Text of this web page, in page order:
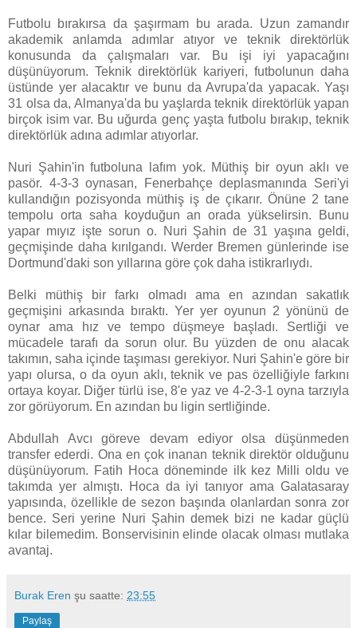
Futbolu bırakırsa da şaşırmam bu arada. Uzun zamandır
akademik anlamda adımlar atıyor ve teknik direktörlük
konusunda da çalışmaları var. Bu işi iyi yapacağını
düşünüyorum. Teknik direktörlük kariyeri, futbolunun daha
üstünde yer alacaktır ve bunu da Avrupa'da yapacak. Yaşı
31 olsa da, Almanya'da bu yaşlarda teknik direktörlük yapan
birçok isim var. Bu uğurda genç yaşta futbolu bırakıp, teknik
direktörlük adına adımlar atıyorlar.
Nuri Şahin'in futboluna lafım yok. Müthiş bir oyun aklı ve
pasör. 4-3-3 oynasan, Fenerbahçe deplasmanında Seri'yi
kullandığın pozisyonda müthiş iş de çıkarır. Önüne 2 tane
tempolu orta saha koyduğun an orada yükselirsin. Bunu
yapar mıyız işte sorun o. Nuri Şahin de 31 yaşına geldi,
geçmişinde daha kırılgandı. Werder Bremen günlerinde ise
Dortmund'daki son yıllarına göre çok daha istikrarlıydı.
Belki müthiş bir farkı olmadı ama en azından sakatlık
geçmişini arkasında bıraktı. Yer yer oyunun 2 yönünü de
oynar ama hız ve tempo düşmeye başladı. Sertliği ve
mücadele tarafı da sorun olur. Bu yüzden de onu alacak
takımın, saha içinde taşıması gerekiyor. Nuri Şahin'e göre bir
yapı olursa, o da oyun aklı, teknik ve pas özelliğiyle farkını
ortaya koyar. Diğer türlü ise, 8'e yaz ve 4-2-3-1 oyna tarzıyla
zor görüyorum. En azından bu ligin sertliğinde.
Abdullah Avcı göreve devam ediyor olsa düşünmeden
transfer ederdi. Ona en çok inanan teknik direktör olduğunu
düşünüyorum. Fatih Hoca döneminde ilk kez Milli oldu ve
takımda yer almıştı. Hoca da iyi tanıyor ama Galatasaray
yapısında, özellikle de sezon başında olanlardan sonra zor
bence. Seri yerine Nuri Şahin demek bizi ne kadar güçlü
kılar bilemedim. Bonservisinin elinde olacak olması mutlaka
avantaj.
Burak Eren şu saatte: 23:55
Paylaş